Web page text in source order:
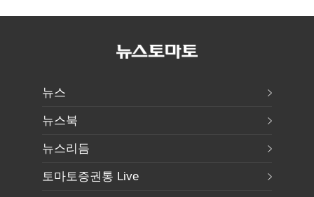
뉴스
뉴스북
뉴스리듬
토마토증권통 Live